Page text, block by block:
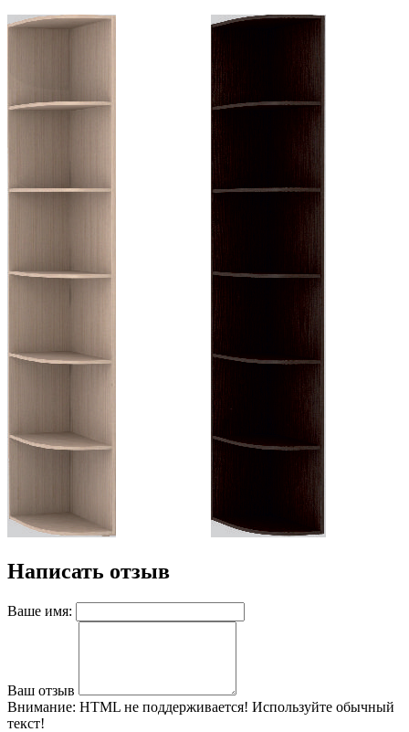
Написать отзыв
Ваше имя:
Ваш отзыв
Внимание: HTML не поддерживается! Используйте обычный
текст!